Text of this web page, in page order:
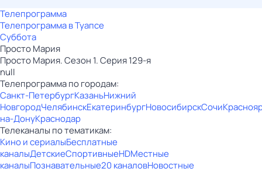
Телепрограмма
Телепрограмма в Туапсе
Суббота
Просто Мария
Просто Мария. Сезон 1. Серия 129-я
null
Телепрограмма по городам:
Санкт-ПетербургКазаньНижний
НовгородЧелябинскЕкатеринбургНовосибирскСочи
на-ДонуКраснодар
Телеканалы по тематикам:
Кино и сериалыБесплатные
каналыДетскиеСпортивныеHDМестные
каналыПознавательные20 каналовНовостные